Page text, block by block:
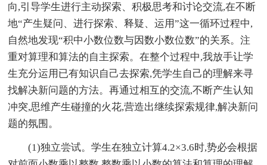
向,引导学生进行主动探索、积极思考和讨论交流,在不断
地“产生疑问、进行探索、释疑、运用”这一循环过程中,
自然地发现“积中小数位数与因数小数位数”的关系。注
重对算理和算法的自主探索。在整个过程中,我放手让学
生充分运用已有知识自己去探索,凭学生自己的理解来寻
找解决新问题的方法。再通过相互的交流,不断产生认知
冲突,思维产生碰撞的火花,营造出继续探索规律,解决新问
题的氛围。
(1)独立尝试。学生在独立计算4.2×3.6时,势必会根据